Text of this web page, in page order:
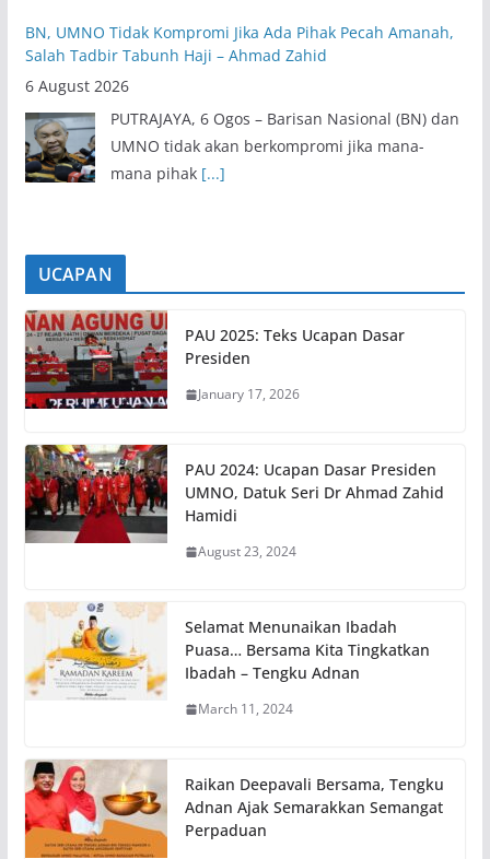
BN, UMNO Tidak Kompromi Jika Ada Pihak Pecah Amanah,
Salah Tadbir Tabunh Haji – Ahmad Zahid
6 August 2026
PUTRAJAYA, 6 Ogos – Barisan Nasional (BN) dan
UMNO tidak akan berkompromi jika mana-
mana pihak [...]
UCAPAN
PAU 2025: Teks Ucapan Dasar
Presiden
January 17, 2026
PAU 2024: Ucapan Dasar Presiden
UMNO, Datuk Seri Dr Ahmad Zahid
Hamidi
August 23, 2024
Selamat Menunaikan Ibadah
Puasa… Bersama Kita Tingkatkan
Ibadah – Tengku Adnan
March 11, 2024
Raikan Deepavali Bersama, Tengku
Adnan Ajak Semarakkan Semangat
Perpaduan